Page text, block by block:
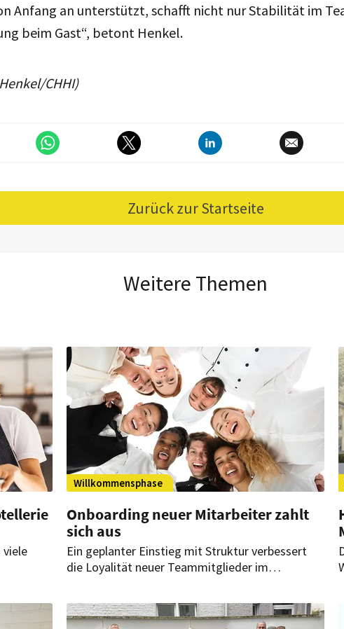
Anfang an unterstützt, schafft nicht nur Stabilität im
beim Gast“, betont Henkel.
CHHI)
Zurück zur Startseite
Weitere Themen
viele
und
Willkommensphase
Onboarding neuer Mitarbeiter zahlt
sich aus
Ein geplanter Einstieg mit Struktur verbessert
die Loyalität neuer Teammitglieder im
von Beginn an.